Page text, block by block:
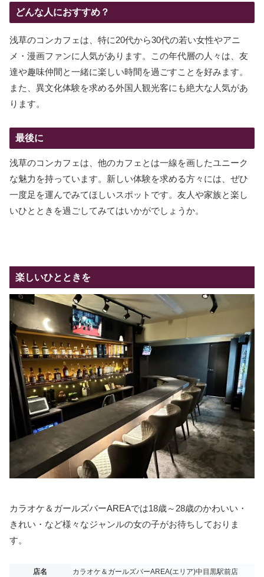
どんな人におすすめ？
浅草のコンカフェは、特に20代から30代の若い女性やアニ
メ・漫画ファンに人気があります。この年代層の人々は、友
達や趣味仲間と一緒に楽しい時間を過ごすことを好みます。
また、異文化体験を求める外国人観光客にも絶大な人気があ
ります。
最後に
浅草のコンカフェは、他のカフェとは一線を画したユニーク
な魅力を持っています。新しい体験を求める方々には、ぜひ
一度足を運んでみてほしいスポットです。友人や家族と楽し
いひとときを過ごしてみてはいかがでしょうか。
楽しいひとときを
カラオケ＆ガールズバーAREAでは18歳～28歳のかわいい・
きれい・など様々なジャンルの女の子がお待ちしておりま
す。
店名 カラオケ＆ガールズバーAREA(エリア)中目黒駅前店